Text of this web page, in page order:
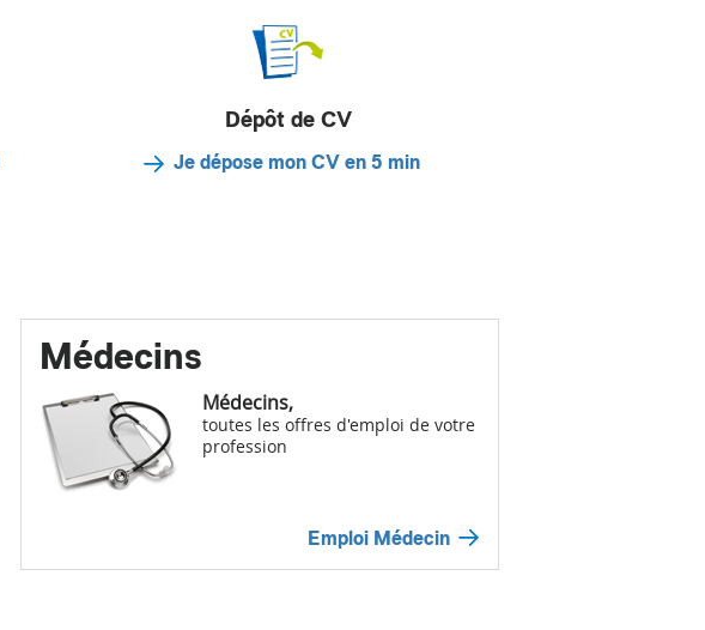
Dépôt de CV
Je dépose mon CV en 5 min
Médecins
Médecins,
toutes les offres d'emploi de votre
profession
Emploi Médecin